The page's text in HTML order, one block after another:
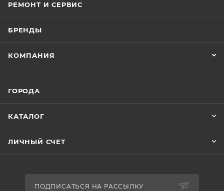
РЕМОНТ И СЕРВИС
БРЕНДЫ
КОМПАНИЯ
ГОРОДА
КАТАЛОГ
ЛИЧНЫЙ СЧЕТ
ПОДПИСАТЬСЯ НА РАССЫЛКУ